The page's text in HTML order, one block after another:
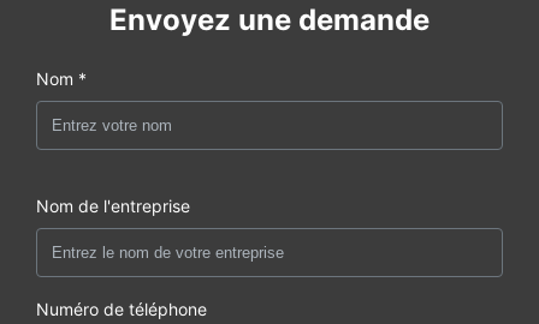
Envoyez une demande
Nom *
Nom de l'entreprise
Numéro de téléphone